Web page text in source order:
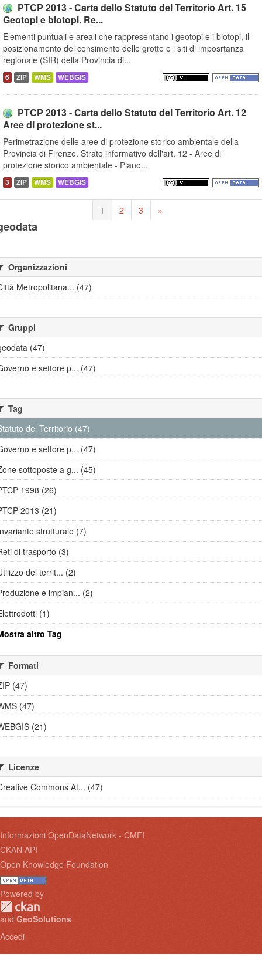
PTCP 2013 - Carta dello Statuto del Territorio Art. 15
Geotopi e biotopi. Re...
Elementi puntuali e areali che rappresentano i geotopi e i biotopi, il
posizionamento del censimento delle grotte e i siti di imposrtanza
regionale (SIR) della Provincia di...
6 ZIP WMS WEBGIS
PTCP 2013 - Carta dello Statuto del Territorio Art. 12
Aree di protezione st...
Perimetrazione delle aree di protezione storico ambientale della
Provincia di Firenze. Strato informativo dell'art. 12 - Aree di
protezione storico ambientale - Piano...
3 ZIP WMS WEBGIS
1 2 3 »
Organizzazioni
Metropolitana... (47)
Gruppi
(47)
e settore p... (47)
Tag
del Territorio (47)
e settore p... (47)
sottoposte a g... (45)
1998 (26)
2013 (21)
strutturale (7)
di trasporto (3)
del territ... (2)
e impian... (2)
(1)
altro Tag
Formati
(47)
(47)
(21)
Licenze
Commons At... (47)
Informazioni OpenDataNetwork - CMFI
CKAN API
Open Knowledge Foundation
Powered by
and GeoSolutions
Accedi